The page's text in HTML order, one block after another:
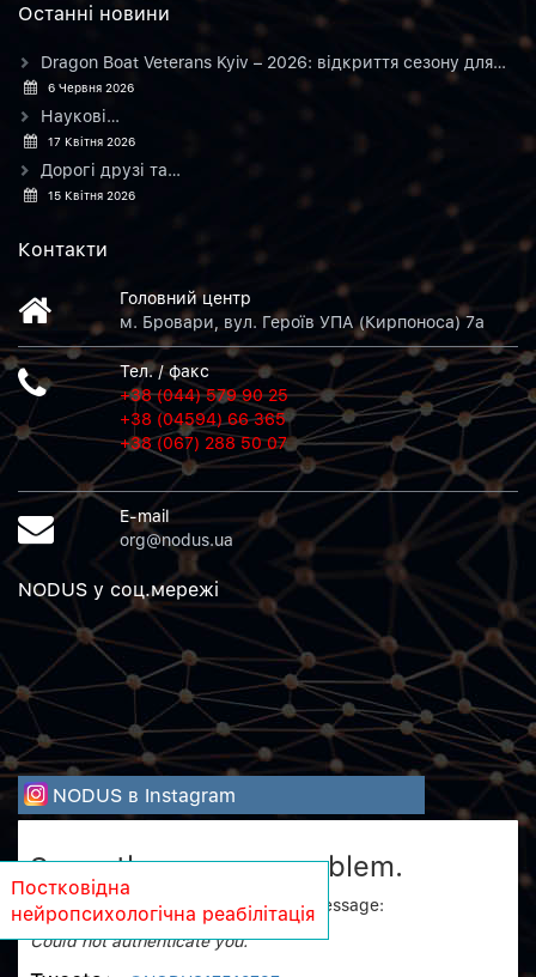
Останнi новини
Dragon Boat Veterans Kyiv – 2026: відкриття сезону для…
6 Червня 2026
Наукові…
17 Квітня 2026
Дорогі друзі та…
15 Квітня 2026
Контакти
Головний центр
м. Бровари, вул. Героїв УПА (Кирпоноса) 7а
Тел. / факс
+38 (044) 579 90 25
+38 (04594) 66 365
+38 (067) 288 50 07
E-mail
org@nodus.ua
NODUS у соц.мережi
NODUS в Instagram
Sorry, there was a problem.
Twitter returned the following error message:
Could not authenticate you.
Постковідна
нейропсихологічна реабілітація